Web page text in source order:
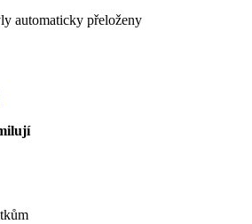
automaticky přeloženy